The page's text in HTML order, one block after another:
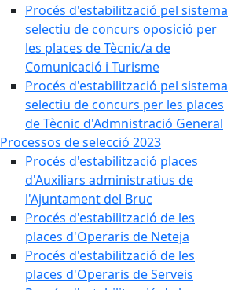
Procés d'estabilització pel sistema
selectiu de concurs oposició per
les places de Tècnic/a de
Comunicació i Turisme
Procés d'estabilització pel sistema
selectiu de concurs per les places
de Tècnic d'Admnistració General
Processos de selecció 2023
Procés d'estabilització places
d'Auxiliars administratius de
l'Ajuntament del Bruc
Procés d'estabilització de les
places d'Operaris de Neteja
Procés d'estabilització de les
places d'Operaris de Serveis